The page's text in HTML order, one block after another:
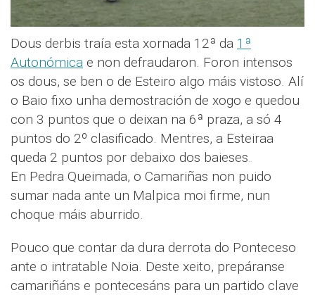
Dous derbis traía esta xornada 12ª da 1ª
Autonómica e non defraudaron. Foron intensos
os dous, se ben o de Esteiro algo máis vistoso. Alí
o Baio fixo unha demostración de xogo e quedou
con 3 puntos que o deixan na 6ª praza, a só 4
puntos do 2º clasificado. Mentres, a Esteiraa
queda 2 puntos por debaixo dos baieses.
En Pedra Queimada, o Camariñas non puido
sumar nada ante un Malpica moi firme, nun
choque máis aburrido.
Pouco que contar da dura derrota do Ponteceso
ante o intratable Noia. Deste xeito, prepáranse
camariñáns e pontecesáns para un partido clave